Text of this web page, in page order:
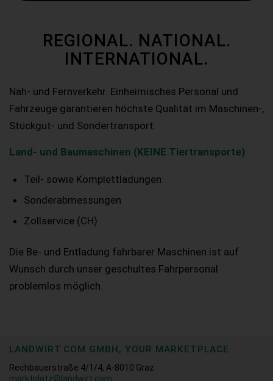
REGIONAL. NATIONAL.
INTERNATIONAL.
Nah- und Fernverkehr. Einheimisches Personal und
Fahrzeuge garantieren höchste Qualität im Maschinen-,
Stückgut- und Sondertransport.
Land- und Baumaschinen (KEINE Tiertransporte)
Teil- sowie Komplettladungen
Sonderabmessungen
Zollservice (CH)
Die Be- und Entladung fahrbarer Maschinen ist auf
Wunsch durch unser geschultes Fahrpersonal
problemlos möglich.
LANDWIRT.COM GMBH, YOUR MARKETPLACE
Rechbauerstraße 4/1/4, A-8010 Graz
marktplatz@landwirt.com